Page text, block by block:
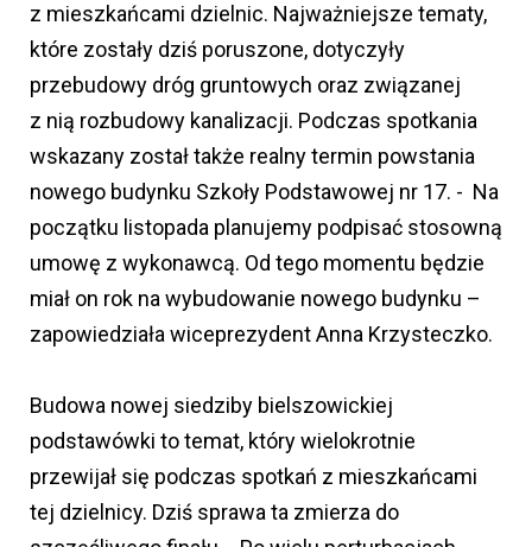
z mieszkańcami dzielnic. Najważniejsze tematy,
które zostały dziś poruszone, dotyczyły
przebudowy dróg gruntowych oraz związanej
z nią rozbudowy kanalizacji. Podczas spotkania
wskazany został także realny termin powstania
nowego budynku Szkoły Podstawowej nr 17. - Na
początku listopada planujemy podpisać stosowną
umowę z wykonawcą. Od tego momentu będzie
miał on rok na wybudowanie nowego budynku –
zapowiedziała wiceprezydent Anna Krzysteczko.
Budowa nowej siedziby bielszowickiej
podstawówki to temat, który wielokrotnie
przewijał się podczas spotkań z mieszkańcami
tej dzielnicy. Dziś sprawa ta zmierza do